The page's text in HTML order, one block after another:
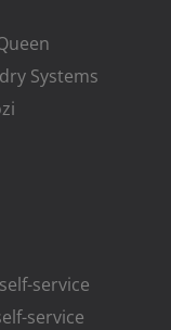
Systems
service
service